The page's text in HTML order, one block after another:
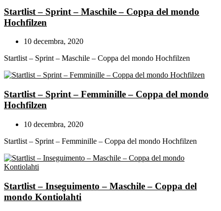
Startlist – Sprint – Maschile – Coppa del mondo
Hochfilzen
10 decembra, 2020
Startlist – Sprint – Maschile – Coppa del mondo Hochfilzen
Startlist – Sprint – Femminille – Coppa del mondo
Hochfilzen
10 decembra, 2020
Startlist – Sprint – Femminille – Coppa del mondo Hochfilzen
Startlist – Inseguimento – Maschile – Coppa del
mondo Kontiolahti